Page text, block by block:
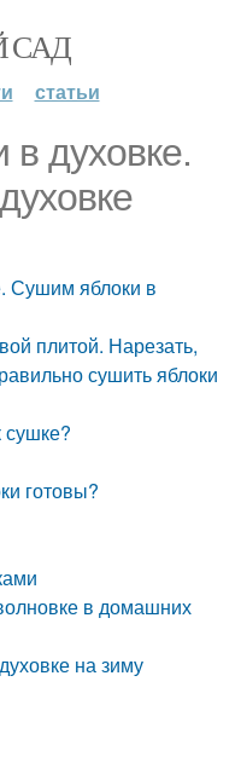
САД
статьи
духовке.
Сушим яблоки в
плитой. Нарезать,
сушить яблоки
сушке?
готовы?
в домашних
на зиму